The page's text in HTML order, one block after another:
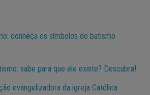
conheça os símbolos do batismo
sabe para que ele existe? Descubra!
evangelizadora da igreja Católica